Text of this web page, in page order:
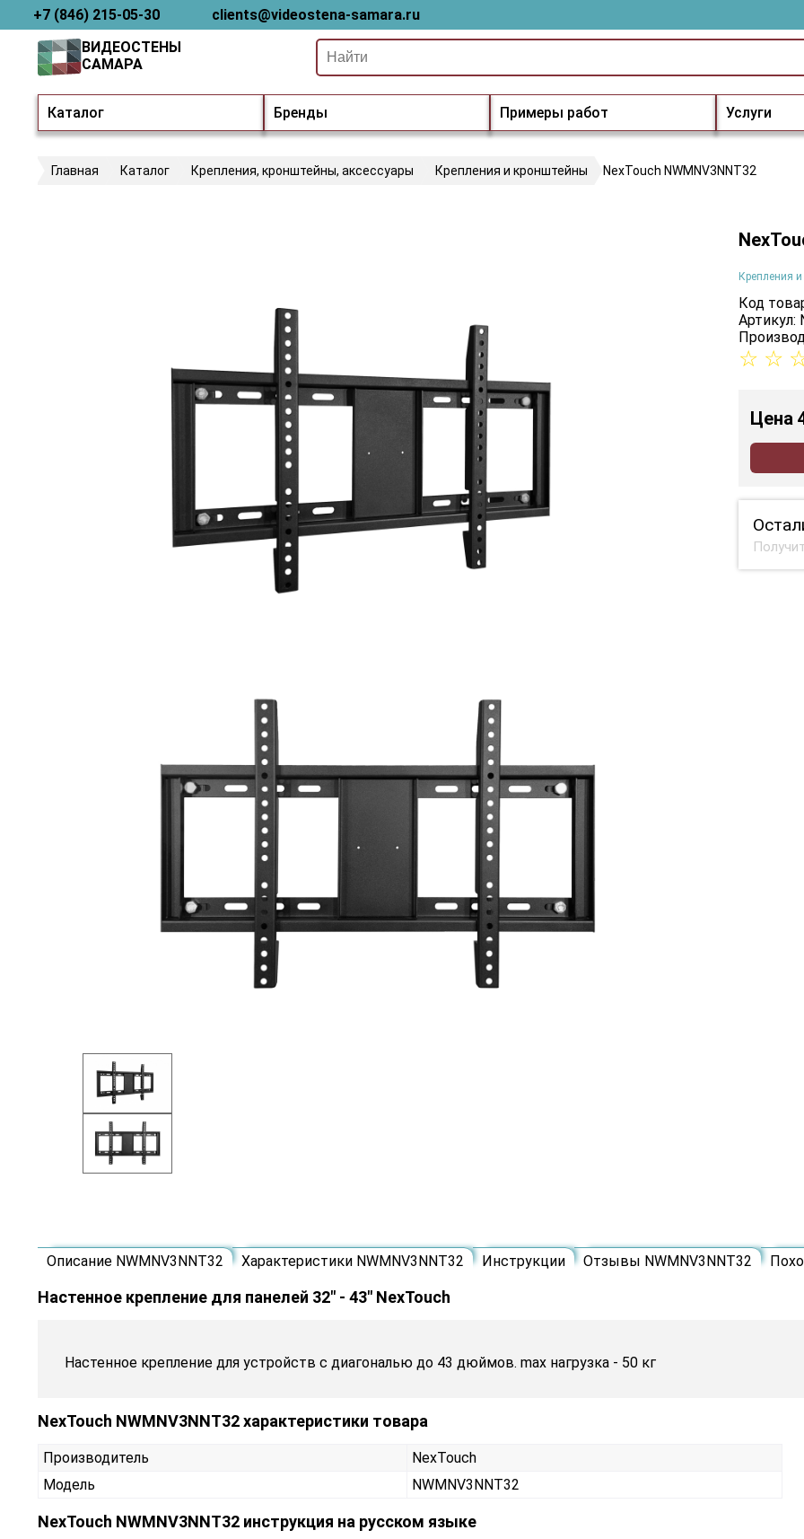
+7 (846) 215-05-30 clients@videostena-samara.ru
Каталог Бренды Примеры работ Услуги
ВИДЕОСТЕНЫ
САМАРА
Главная Каталог Крепления, кронштейны, аксессуары Крепления и кронштейны NexTouch NWMNV3NNT32
Крепления
Код
Артикул:
☆ ☆
Цена
Описание NWMNV3NNT32 Характеристики NWMNV3NNT32 Инструкции Отзывы NWMNV3NNT32
Настенное крепление для панелей 32" - 43" NexTouch
Настенное крепление для устройств с диагональю до 43 дюймов. max нагрузка - 50 кг
NexTouch NWMNV3NNT32 характеристики товара
Производитель
NexTouch
Модель
NWMNV3NNT32
NexTouch NWMNV3NNT32 инструкция на русском языке